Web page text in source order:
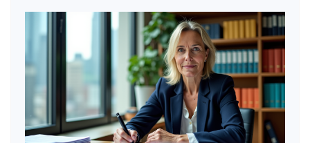
:
vite
avec
notre
auto-
école